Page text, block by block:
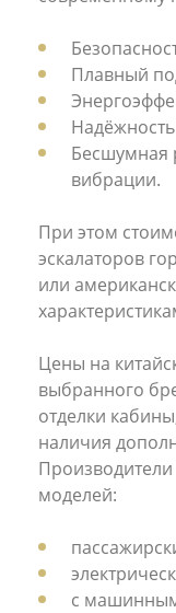
Плавный
Бесшумная
вибрации.
При этом
эскалаторов
или
Цены на
выбранного
отделки
наличия
моделей:
с